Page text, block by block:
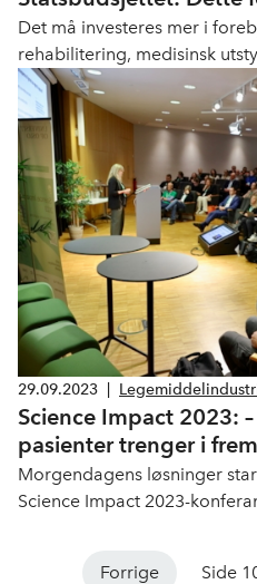
Det må investeres mer i
rehabilitering, medisinsk
helsekøer og det må sikres
barnehager. Det er noen av
forventer regjeringen legger
29.09.2023
Science Impact 2023:
pasienter trenger i
Morgendagens løsninger
Science Impact 2023-
Forrige
Side